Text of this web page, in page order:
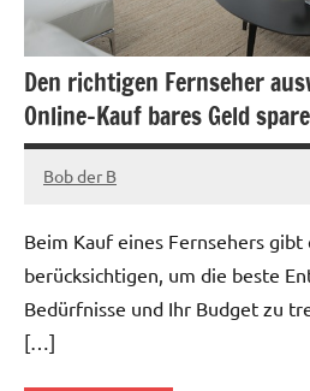
Den richtigen Fernseher
Online-Kauf bares Geld
Januar
2023
Bob der B
Beim Kauf eines Fernsehers gibt
berücksichtigen, um die beste
Bedürfnisse und Ihr Budget zu
[…]